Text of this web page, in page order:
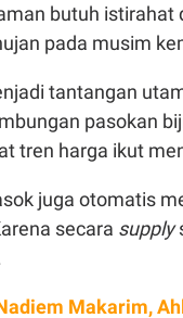
butuh istirahat
pada musim
tantangan
pasokan
tren harga ikut
juga otomatis
secara supply
Makarim,